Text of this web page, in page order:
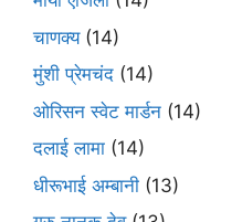
चाणक्य(14)
मुंशी प्रेमचंद (14)
ओरिसन स्‍वेट मार्डन (14)
दलाई लामा (14)
धीरूभाई अम्बानी (13)